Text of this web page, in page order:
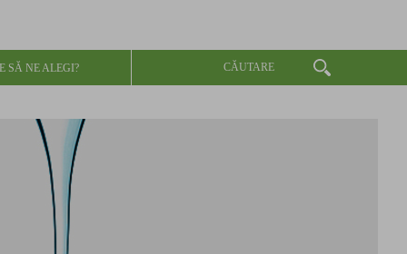
SĂ NE ALEGI?